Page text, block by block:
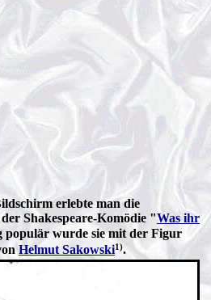
erlebte man die
Shakespeare-Komödie "Was ihr
populär wurde sie mit der Figur
Helmut Sakowski1).